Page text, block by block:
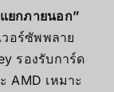
ยกภายนอก”
อร์ซัพพลาย
รองรับการ์ด
AMD เหมาะ